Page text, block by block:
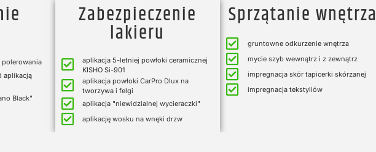
aplikacją
Black"
Zabezpieczenie
lakieru
aplikacja 5-letniej powłoki ceramicznej
KISHO Si-901
aplikacja powłoki CarPro Dlux na
tworzywa i felgi
aplikacja "niewidzialnej wycieraczki"
aplikację wosku na wnęki drzw
Sprzątanie wnętrza
gruntowne odkurzenie wnętrza
mycie szyb wewnątrz i z zewnątrz ​
impregnacja skór tapicerki skórzanej
impregnacja tekstyliów